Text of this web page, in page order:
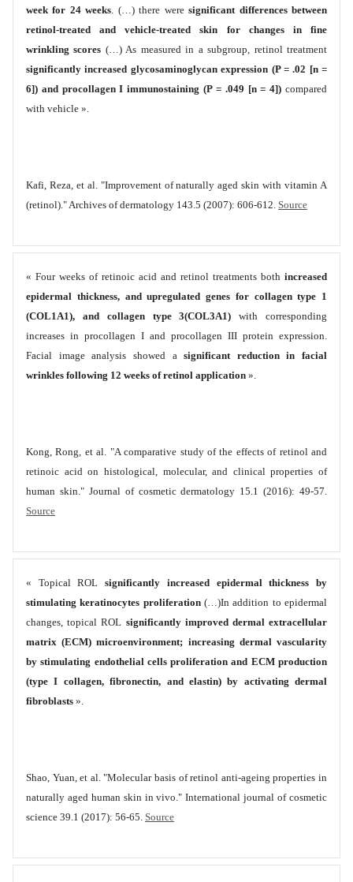
week for 24 weeks. (…) there weresignificant differences between
retinol-treated and vehicle-treated skin for changes in fine
wrinkling scores (…) As measured in a subgroup, retinol treatment
significantly increased glycosaminoglycan expression (P = .02 [n =
6]) and procollagen I immunostaining (P = .049 [n = 4]) compared
with vehicle ».
Kafi, Reza, et al. "Improvement of naturally aged skin with vitamin A
(retinol)." Archives of dermatology 143.5 (2007): 606-612. Source
« Four weeks of retinoic acid and retinol treatments both increased
epidermal thickness, and upregulated genes for collagen type 1
(COL1A1), and collagen type 3(COL3A1) with corresponding
increases in procollagen I and procollagen III protein expression.
Facial image analysis showed asignificant reduction in facial
wrinkles following 12 weeks of retinol application ».
Kong, Rong, et al. "A comparative study of the effects of retinol and
retinoic acid on histological, molecular, and clinical properties of
human skin." Journal of cosmetic dermatology 15.1 (2016): 49-57.
Source
« Topical ROLsignificantly increased epidermal thickness by
stimulating keratinocytes proliferation(…)In addition to epidermal
changes, topical ROL significantly improved dermal extracellular
matrix (ECM) microenvironment; increasing dermal vascularity
by stimulating endothelial cells proliferation and ECM production
(type I collagen, fibronectin, and elastin) by activating dermal
fibroblasts ».
Shao, Yuan, et al. "Molecular basis of retinol anti‐ageing properties in
naturally aged human skin in vivo." International journal of cosmetic
science 39.1 (2017): 56-65. Source